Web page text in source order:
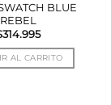
BLUE
REBEL
314.995
AL CARRITO